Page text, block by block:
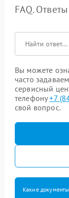
FAQ.
Вы можете
часто
сервисный
телефону+7
свой вопрос.
Какие